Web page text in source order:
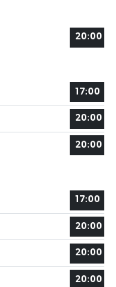
20:00
17:00
20:00
20:00
17:00
20:00
20:00
20:00